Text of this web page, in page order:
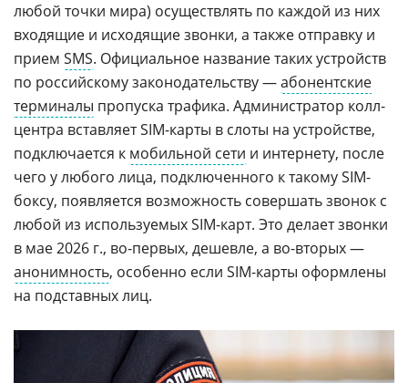
любой точки мира) осуществлять по каждой из них
входящие и исходящие звонки, а также отправку и
прием SMS. Официальное название таких устройств
по российскому законодательству —абонентские
терминалы пропуска трафика. Администратор колл-
центра вставляет SIM-карты в слоты на устройстве,
подключается к мобильной сети и интернету, после
чего у любого лица, подключенного к такому SIM-
боксу, появляется возможность совершать звонок с
любой из используемых SIM-карт. Это делает звонки
в мае 2026 г., во-первых, дешевле, а во-вторых —
анонимность, особенно если SIM-карты оформлены
на подставных лиц.